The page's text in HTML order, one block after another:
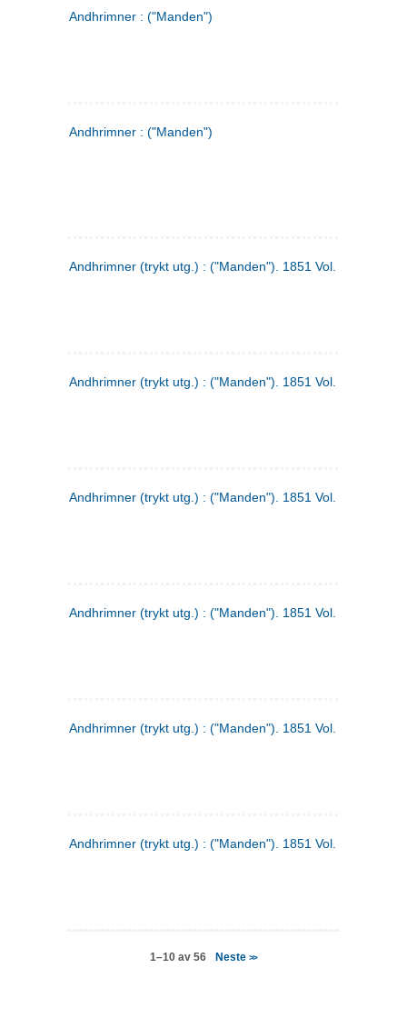
Andhrimner : ("Manden")
Andhrimner : ("Manden")
Andhrimner (trykt utg.) : ("Manden"). 1851 Vol. 2 Nr. 1
Andhrimner (trykt utg.) : ("Manden"). 1851 Vol. 1 Nr. 10
Andhrimner (trykt utg.) : ("Manden"). 1851 Vol. 1 Nr. 3
Andhrimner (trykt utg.) : ("Manden"). 1851 Vol. 2 Nr. 4
Andhrimner (trykt utg.) : ("Manden"). 1851 Vol. 2 Nr. 6
Andhrimner (trykt utg.) : ("Manden"). 1851 Vol. 1 Nr. 6
1–10 av 56 Neste>>